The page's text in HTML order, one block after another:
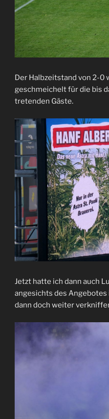
Der Halbzeitstand von 2-0
geschmeichelt für die bis
tretenden Gäste.
Jetzt hatte ich dann auch
angesichts des Angebotes
dann doch weiter